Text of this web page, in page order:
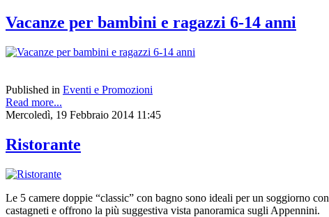
Vacanze per bambini e ragazzi 6-14 anni
Published in Eventi e Promozioni
Read more...
Mercoledì, 19 Febbraio 2014 11:45
Ristorante
Le 5 camere doppie “classic” con bagno sono ideali per un soggiorno
castagneti e offrono la più suggestiva vista panoramica sugli Appennini.